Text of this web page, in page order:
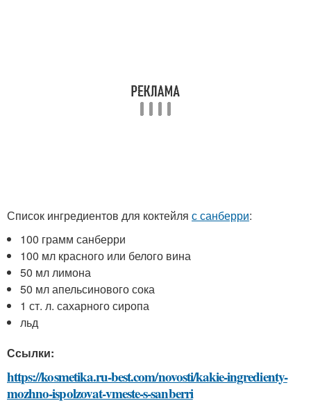
Список ингредиентов для коктейля с санберри:
100 грамм санберри
100 мл красного или белого вина
50 мл лимона
50 мл апельсинового сока
1 ст. л. сахарного сиропа
льд
Ссылки:
https://kosmetika.ru-best.com/novosti/kakie-ingredienty-
mozhno-ispolzovat-vmeste-s-sanberri